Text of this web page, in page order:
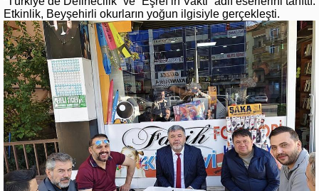
Etkinlik, Beyşehirli okurların yoğun ilgisiyle gerçekleşti.